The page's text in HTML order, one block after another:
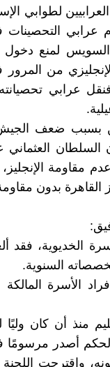
لطوابي
وأقام عرابي
لمنع دخول
من المرور
عرابي
بسبب ضعف
السلطان
مقاومة
الخديوية، فقد
السنوية.
الأسرة
منذ أن كان
واقترحت